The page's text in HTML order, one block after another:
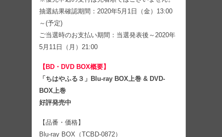
抽選結果確認期間：2020年5月1日（金）13:00
～(予定)
ご当選時のお支払い期間：当選発表後～2020年
5月11日（月）21:00
【BD・DVD BOX概要】
「ちはやふる３」Blu-ray BOX上巻 & DVD-
BOX上巻
好評発売中
【品番・価格】
Blu-ray BOX（TCBD-0872）